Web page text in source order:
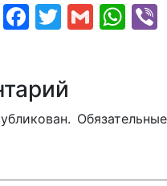
LiveJournal
Facebook
Twitter
Gmail
Обязательные